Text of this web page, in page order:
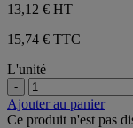
13,12 € HT
15,74 € TTC
L'unité
-
Ajouter au panier
Ce produit n'est pas